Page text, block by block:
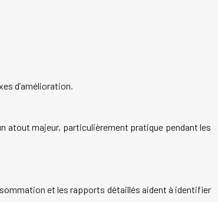
d’amélioration.
atout majeur, particulièrement pratique pendant les
et les rapports détaillés aident à identifier